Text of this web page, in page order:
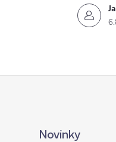
Novinky